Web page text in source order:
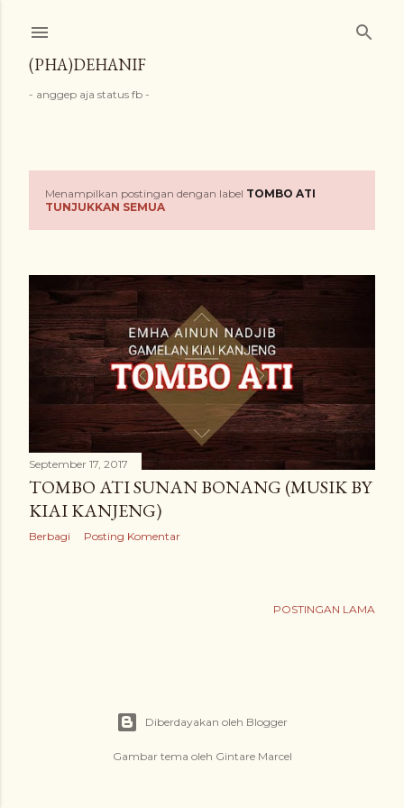
(PHA)DEHANIF
- anggep aja status fb -
s
t
i
a
n
Menampilkan postingan dengan label TOMBO ATI
TUNJUKKAN SEMUA
September 17, 2017
TOMBO ATI SUNAN BONANG (MUSIK BY
KIAI KANJENG)
Berbagi Posting Komentar
POSTINGAN LAMA
Diberdayakan oleh Blogger
Gambar tema oleh Gintare Marcel